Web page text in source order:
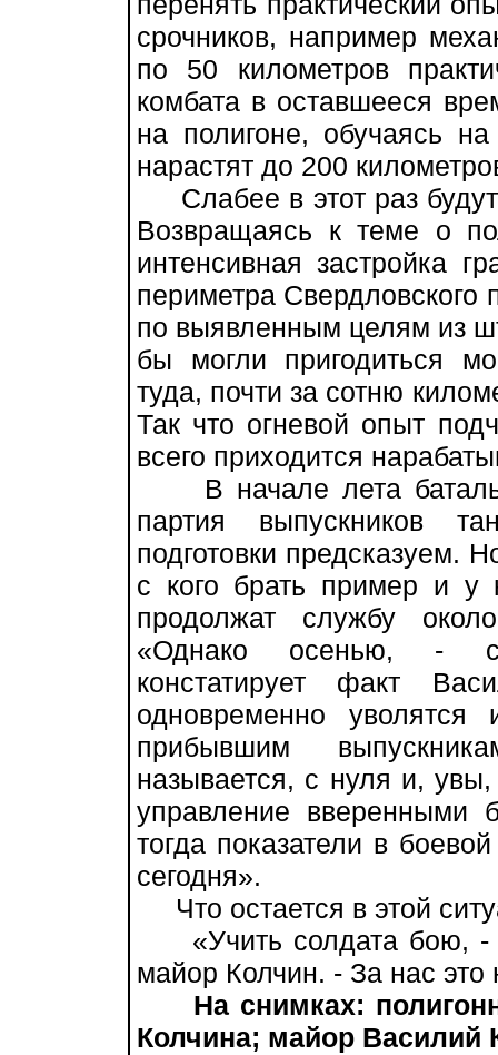
срочников, например
по 50 километров
комбата в оставшееся
на полигоне, обучаясь
нарастят до 200
Слабее в этот раз будут
Возвращаясь к теме о
интенсивная застройка
периметра Свердловского
по выявленным целям из
бы могли пригодиться
туда, почти за сотню
Так что огневой опыт
всего приходится
В начале лета
партия выпускников
подготовки предсказуем.
с кого брать пример и у
продолжат службу
«Однако осенью, - с
констатирует факт
одновременно
прибывшим
называется, с нуля и,
управление вверенными
тогда показатели в
сегодня».
Что остается в этой
«Учить солдата бою, -
майор Колчин. - За нас это
На снимках:
Колчина; майор